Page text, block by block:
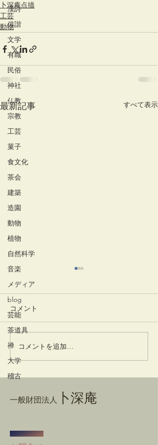
漢詩
俳諧
文学
有職
民俗
神社
仏教
宗教
工芸
菓子
食文化
茶会
建築
造園
動物
植物
自然科学
音楽
メディア
blog
芸能
茶道具
禅
大学
稽古
卜深庵点描
工芸
動物
最新記事 すべて表示
竹蒔絵溜棗
コメント
コメントを追加…
一般財団法人 卜深庵